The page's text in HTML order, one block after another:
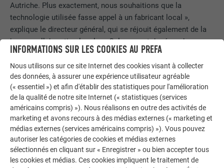
Autriche. Plus exactement, nous souhaitions que la
technologie utilisée fasse appel à un fabricant local »,
explique le directeur général, qui se réjouit également de la
bonne collaboration locale. « Cela permet de répondre aux
questions techniques dans les plus brefs délais. » Les
cellules photovoltaïques sont dotées d’une technologie de
demi-cellule ultramoderne pour des performances
optimisées au maximum. Les boîtes de jonction
spécialement développées sont intégrées directement dans
le module photovoltaïque.
INFORMATIONS SUR LES COOKIES AU PREFA
Nous utilisons sur ce site Internet des cookies visant à collecter
des données, à assurer une expérience utilisateur agréable
(« essentiel ») et afin d'établir des statistiques pour l'amélioration
de la qualité de notre site Internet (« statistiques (services
américains compris) »). Nous réalisons en outre des activités de
marketing et avons recours à des médias externes (« marketing et
médias externes (services américains compris) »). Vous pouvez
autoriser les catégories de cookies et médias externes
sélectionnés en cliquant sur « Enregistrer » ou bien accepter tous
les cookies et médias. Ces cookies impliquent le traitement de